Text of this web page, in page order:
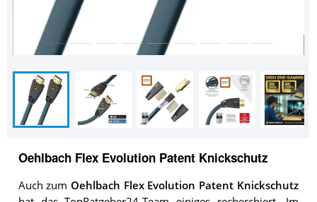
Oehlbach Flex Evolution Patent Knickschutz
Auch zumOehlbach Flex Evolution Patent Knickschutz